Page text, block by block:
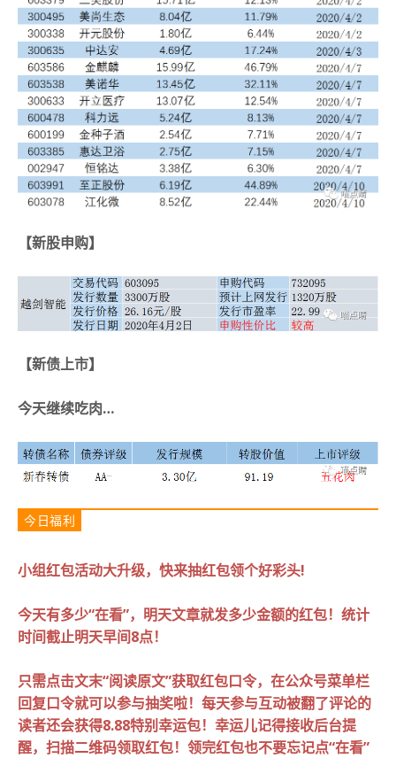
【新股申购】
【新债上市】
今天继续吃肉…
今日福利
小组红包活动大升级，快来抽红包领个好彩头!
今天有多少“在看”，明天文章就发多少金额的红包！ 统计
时间截止明天早间8点！
只需点击文末“阅读原文”获取红包口令，在公众号菜单栏
回复口令就可以参与抽奖啦！ 每天参与互动被翻了评论的
读者还会获得8.88特别幸运包！ 幸运儿记得接收后台提
醒，扫描二维码领取红包！领完红包也不要忘记点“在看”